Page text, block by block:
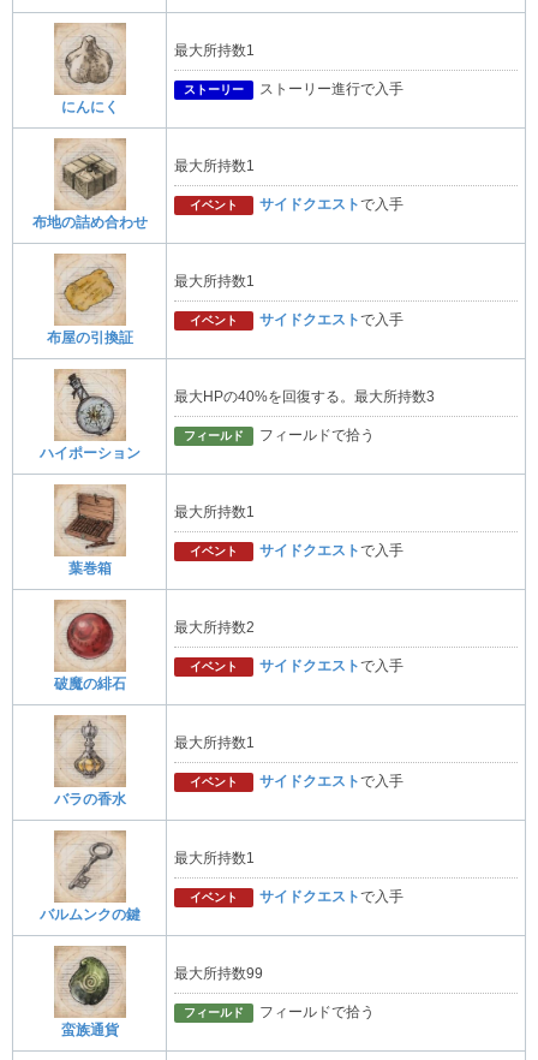
にんにく
最大所持数1
ストーリー ストーリー進行で入手
布地の詰め合わせ
最大所持数1
イベント サイドクエストで入手
布屋の引換証
最大所持数1
イベント サイドクエストで入手
ハイポーション
最大HPの40%を回復する。最大所持数3
フィールド フィールドで拾う
葉巻箱
最大所持数1
イベント サイドクエストで入手
破魔の緋石
最大所持数2
イベント サイドクエストで入手
バラの香水
最大所持数1
イベント サイドクエストで入手
バルムンクの鍵
最大所持数1
イベント サイドクエストで入手
蛮族通貨
最大所持数99
フィールド フィールドで拾う